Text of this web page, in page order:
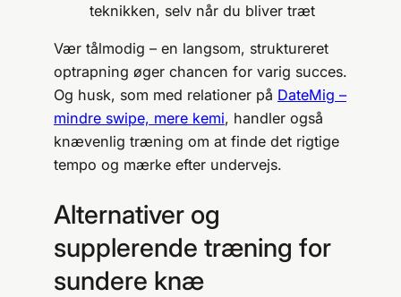
teknikken, selv når du bliver træt
Vær tålmodig – en langsom, struktureret
optrapning øger chancen for varig succes.
Og husk, som med relationer på DateMig –
mindre swipe, mere kemi, handler også
knævenlig træning om at finde det rigtige
tempo og mærke efter undervejs.
Alternativer og
supplerende træning for
sundere knæ